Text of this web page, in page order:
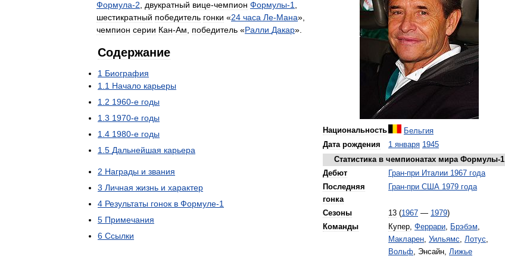
Национальность
Бельгия
Дата рождения 1 января 1945
Статистика в чемпионатах мира Формулы-1
Дебют
Гран-при Италии 1967 года
Последняя
гонка
Гран-при США 1979 года
Сезоны 13 (1967 — 1979)
Команды
Купер, Феррари, Брэбэм,
Макларен, Уильямс, Лотус,
Вольф, Энсайн, Лижье
Формула-2 двукратный вице-чемпион Формулы-1
шестикратный победитель гонки «24 часа Ле-Мана»,
чемпион серии Кан-Ам победитель «Ралли Дакар».
Содержание
1 Биография
1 1 Начало карьеры
1 2 1960-е годы
1 3 1970-е годы
1 4 1980-е годы
1 5 Дальнейшая карьера
2 Награды и звания
3 Личная жизнь и характер
4 Результаты гонок в Формуле-1
5 Примечания
6 Ссылки